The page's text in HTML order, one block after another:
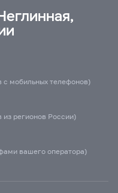
с мобильных телефонов)
из регионов России)
вашего оператора)